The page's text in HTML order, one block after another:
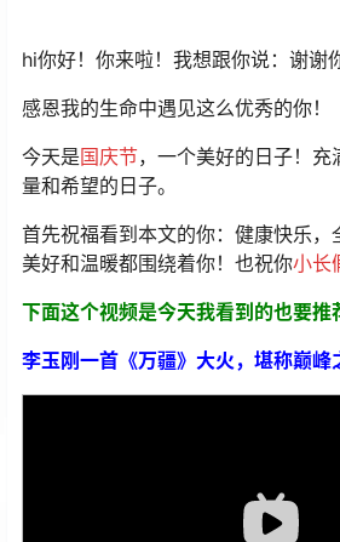
hi你好！你来啦！我想跟你说：谢谢你
感恩我的生命中遇见这么优秀的你！
今天是国庆节，一个美好的日子！
量和希望的日子。
首先祝福看到本文的你：健康快乐，
美好和温暖都围绕着你！也祝你小长
下面这个视频是今天我看到的也要推
李玉刚一首《万疆》大火，堪称巅峰